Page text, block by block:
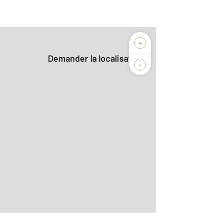
+
-
Demander la localisation